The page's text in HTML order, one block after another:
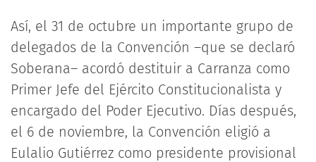
Así, el 31 de octubre un importante grupo de
delegados de la Convención –que se declaró
Soberana– acordó destituir a Carranza como
Primer Jefe del Ejército Constitucionalista y
encargado del Poder Ejecutivo. Días después,
el 6 de noviembre, la Convención eligió a
Eulalio Gutiérrez como presidente provisional